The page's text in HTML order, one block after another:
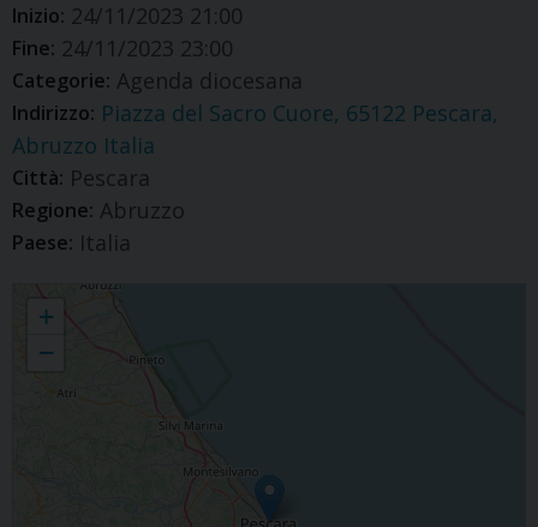
Inizio: 24/11/2023 21:00
Fine: 24/11/2023 23:00
Categorie: Agenda diocesana
Indirizzo: Piazza del Sacro Cuore, 65122 Pescara,
Abruzzo Italia
Città: Pescara
Regione: Abruzzo
Paese: Italia
Note di bellezza
+
−